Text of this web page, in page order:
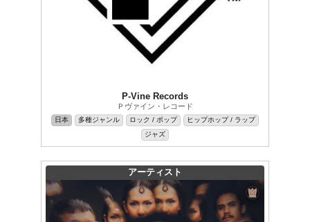
P-Vine Records
Ｐヴァイン・レコード
日本 多種ジャンル ロック / ポップ
ヒップホップ / ラップ
ジャズ
アーティスト